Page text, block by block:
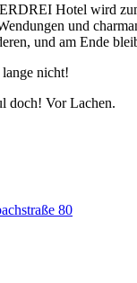
Hotel wird
und
und am Ende
nicht!
doch! Vor Lachen.
80